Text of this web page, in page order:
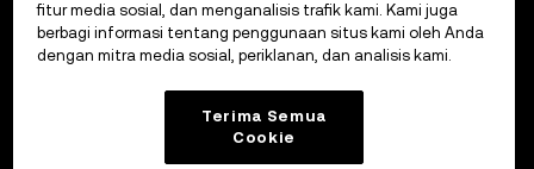
Lakukan Trading
fitur media sosial, dan menganalisis trafik kami. Kami juga
berbagi informasi tentang penggunaan situs kami oleh Anda
dengan mitra media sosial, periklanan, dan analisis kami.
Terima Semua
Cookie